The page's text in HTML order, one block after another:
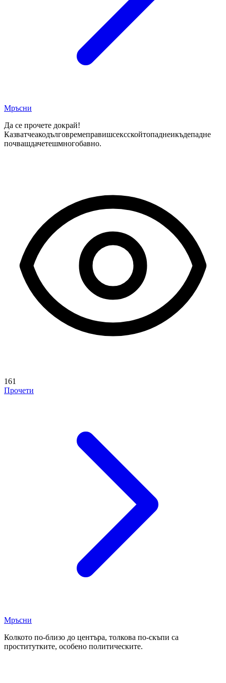
Мръсни
Да се прочете докрай!
Казватчеакодълговремеправишсексскойтопаднеикъдепадне
почвашдачетешмногобавно.
161
Прочети
Мръсни
Колкото по-близо до центъра, толкова по-скъпи са
проститутките, особено политическите.